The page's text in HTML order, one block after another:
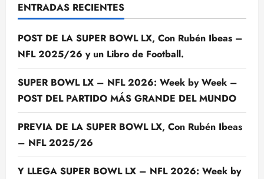
ENTRADAS RECIENTES
POST DE LA SUPER BOWL LX, Con Rubén Ibeas –
NFL 2025/26 y un Libro de Football.
SUPER BOWL LX – NFL 2026: Week by Week –
POST DEL PARTIDO MÁS GRANDE DEL MUNDO
PREVIA DE LA SUPER BOWL LX, Con Rubén Ibeas
– NFL 2025/26
Y LLEGA SUPER BOWL LX – NFL 2026: Week by